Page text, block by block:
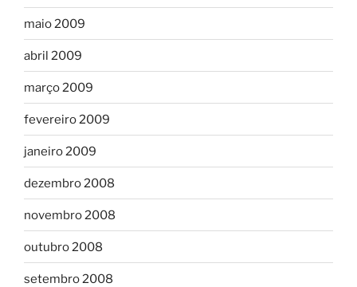
maio 2009
abril 2009
março 2009
fevereiro 2009
janeiro 2009
dezembro 2008
novembro 2008
outubro 2008
setembro 2008